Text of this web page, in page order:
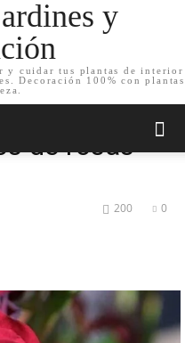
y
y cuidar tus plantas de interior
Decoración 100% con plantas
de rosas
0
200